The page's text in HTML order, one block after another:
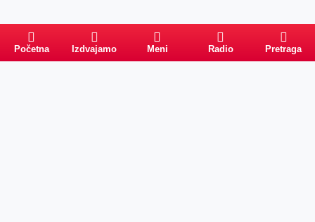
Početna Izdvajamo Meni Radio Pretraga